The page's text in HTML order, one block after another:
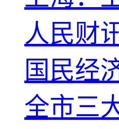
人民财
国民经
全市三